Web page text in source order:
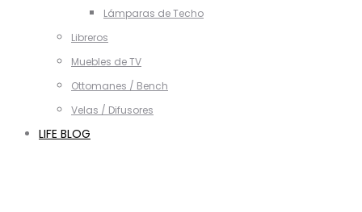
Lámparas de Techo
Libreros
Muebles de TV
Ottomanes / Bench
Velas / Difusores
LIFE BLOG